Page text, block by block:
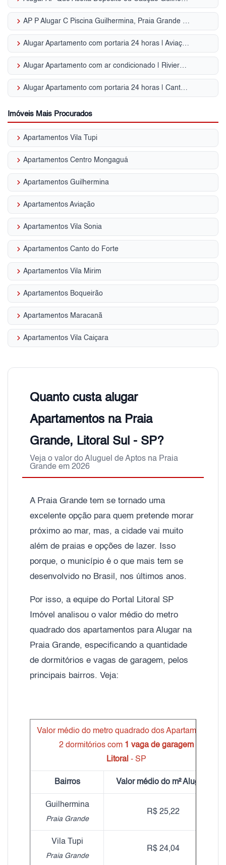
keyboard_arrow_right AP P Alugar C Piscina Guilhermina, Praia Grande - SP
keyboard_arrow_right Alugar Apartamento com portaria 24 horas | Aviação
keyboard_arrow_right Alugar Apartamento com ar condicionado | Riviera de São Lourenço
keyboard_arrow_right Alugar Apartamento com portaria 24 horas | Canto do Forte
Imóveis Mais Procurados
keyboard_arrow_right Apartamentos Vila Tupi
keyboard_arrow_right Apartamentos Centro Mongaguá
keyboard_arrow_right Apartamentos Guilhermina
keyboard_arrow_right Apartamentos Aviação
keyboard_arrow_right Apartamentos Vila Sonia
keyboard_arrow_right Apartamentos Canto do Forte
keyboard_arrow_right Apartamentos Vila Mirim
keyboard_arrow_right Apartamentos Boqueirão
keyboard_arrow_right Apartamentos Maracanã
keyboard_arrow_right Apartamentos Vila Caiçara
Quanto custa alugar
Apartamentos na Praia
Grande, Litoral Sul - SP?
Veja o valor do Aluguel de Aptos na Praia
Grande em 2026
A Praia Grande tem se tornado uma
excelente opção para quem pretende morar
próximo ao mar, mas, a cidade vai muito
além de praias e opções de lazer. Isso
porque, o município é o que mais tem se
desenvolvido no Brasil, nos últimos anos.
Por isso, a equipe do Portal Litoral SP
Imóvel analisou o valor médio do metro
quadrado dos apartamentos para Alugar na
Praia Grande, especificando a quantidade
de dormitórios e vagas de garagem, pelos
principais bairros. Veja:
Valor médio do metro quadrado dos Apartamentos
2 dormitórios com 1 vaga de garagem
Litoral - SP
Bairros Valor médio do m² Aluguel
Guilhermina
Praia Grande
R$ 25,22
Vila Tupi
Praia Grande
R$ 24,04